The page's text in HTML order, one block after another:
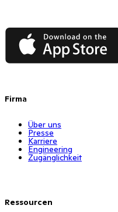
App Store
Firma
Über uns
Presse
Karriere
Engineering
Zugänglichkeit
Ressourcen